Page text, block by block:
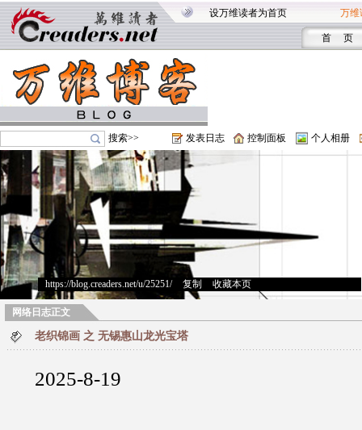
设万维读者为首页 万维
首 页
搜索>> 发表日志 控制面板 个人相册
https://blog.creaders.net/u/25251/> 复制 收藏本页
网络日志正文
老织锦画 之 无锡惠山龙光宝塔
2025-8-19